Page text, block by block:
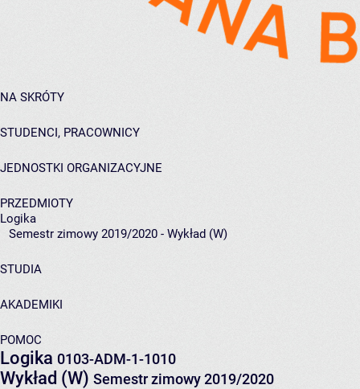
NA SKRÓTY
STUDENCI, PRACOWNICY
JEDNOSTKI ORGANIZACYJNE
PRZEDMIOTY
Logika
Semestr zimowy 2019/2020 - Wykład (W)
STUDIA
AKADEMIKI
POMOC
Logika 0103-ADM-1-1010
Wykład (W) Semestr zimowy 2019/2020